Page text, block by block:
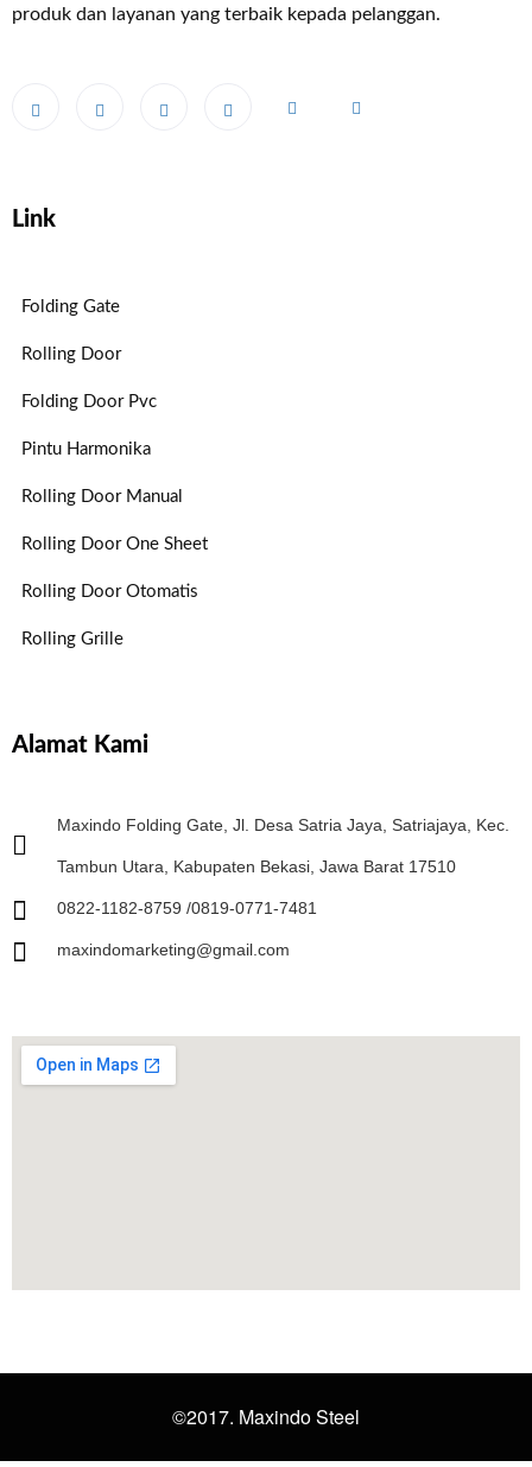
produk dan layanan yang terbaik kepada pelanggan.
Link
Folding Gate
Rolling Door
Folding Door Pvc
Pintu Harmonika
Rolling Door Manual
Rolling Door One Sheet
Rolling Door Otomatis
Rolling Grille
Alamat Kami
Maxindo Folding Gate, Jl. Desa Satria Jaya, Satriajaya, Kec.
Tambun Utara, Kabupaten Bekasi, Jawa Barat 17510
0822-1182-8759 /0819-0771-7481
maxindomarketing@gmail.com
©2017. Maxindo Steel